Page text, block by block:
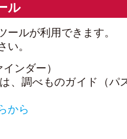
ル
ルが利用できます。
い。
ンダー）
、調べものガイド（パ
から